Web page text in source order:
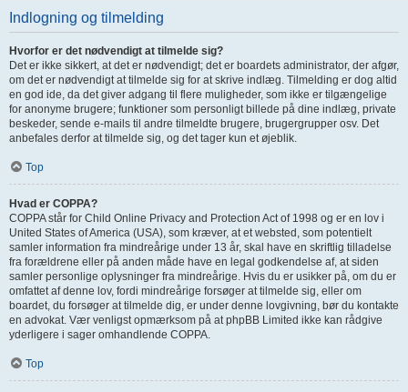
Indlogning og tilmelding
Hvorfor er det nødvendigt at tilmelde sig?
Det er ikke sikkert, at det er nødvendigt; det er boardets administrator, der afgør,
om det er nødvendigt at tilmelde sig for at skrive indlæg. Tilmelding er dog altid
en god ide, da det giver adgang til flere muligheder, som ikke er tilgængelige
for anonyme brugere; funktioner som personligt billede på dine indlæg, private
beskeder, sende e-mails til andre tilmeldte brugere, brugergrupper osv. Det
anbefales derfor at tilmelde sig, og det tager kun et øjeblik.
Top
Hvad er COPPA?
COPPA står for Child Online Privacy and Protection Act of 1998 og er en lov i
United States of America (USA), som kræver, at et websted, som potentielt
samler information fra mindreårige under 13 år, skal have en skriftlig tilladelse
fra forældrene eller på anden måde have en legal godkendelse af, at siden
samler personlige oplysninger fra mindreårige. Hvis du er usikker på, om du er
omfattet af denne lov, fordi mindreårige forsøger at tilmelde sig, eller om
boardet, du forsøger at tilmelde dig, er under denne lovgivning, bør du kontakte
en advokat. Vær venligst opmærksom på at phpBB Limited ikke kan rådgive
yderligere i sager omhandlende COPPA.
Top